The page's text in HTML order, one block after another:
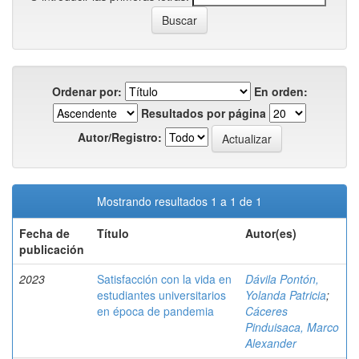
Ordenar por:
En orden:
Resultados por página
Autor/Registro:
Mostrando resultados 1 a 1 de 1
Fecha de
publicación
Título Autor(es)
2023
Satisfacción con la vida en
estudiantes universitarios
en época de pandemia
Dávila Pontón,
Yolanda Patricia;
Cáceres
Pinduisaca, Marco
Alexander